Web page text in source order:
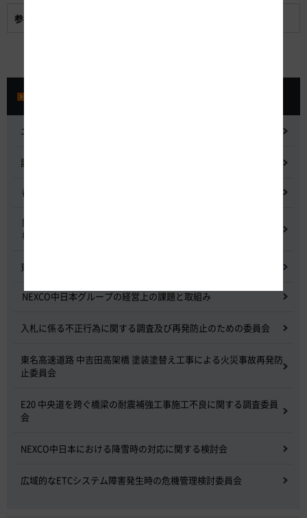
参考資料:
ニュースリリース
記者会見
都市間高速道路料金割引検討会
鋼少数主桁橋の床版下面吹付コンクリートはく離・落下事象調査
検討委員会
東名高速道路宇利トンネル照明灯具落下事象調査検討会
NEXCO中日本グループの経営上の課題と取組み
入札に係る不正行為に関する調査及び再発防止のための委員会
東名高速道路 中吉田高架橋 塗装塗替え工事による火災事故再発防
止委員会
E20 中央道を跨ぐ橋梁の耐震補強工事施工不良に関する調査委員
会
NEXCO中日本における降雪時の対応に関する検討会
広域的なETCシステム障害発生時の危機管理検討委員会